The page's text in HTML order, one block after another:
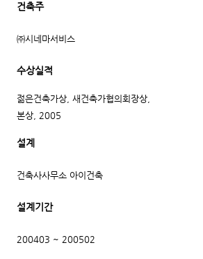
건축주
㈜시네마서비스
수상실적
젊은건축가상, 새건축가협의회장상,
본상, 2005
설계
건축사사무소 아이건축
설계기간
200403 ~ 200502